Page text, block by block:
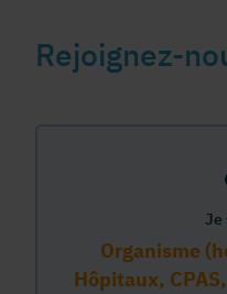
Rejoignez-
Je
Organisme
Hôpitaux,